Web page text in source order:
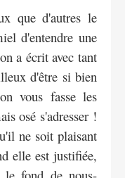
que d'autres le
d'entendre une
a écrit avec tant
d'être si bien
vous fasse les
osé s'adresser !
ne soit plaisant
elle est justifiée,